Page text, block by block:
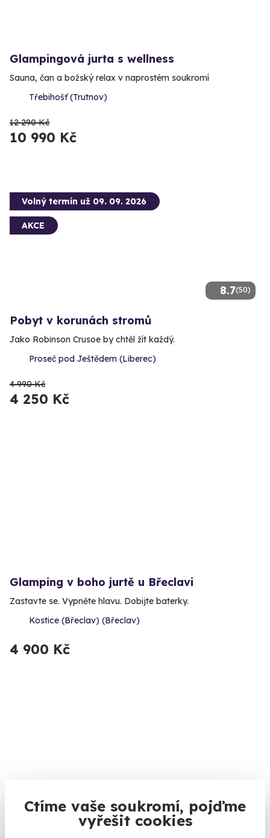
Ctíme vaše soukromí, pojďme
vyřešit cookies
Glampingová jurta s wellness
Sauna, čan a božský relax v naprostém soukromí
Třebihošť (Trutnov)
12 290 Kč
10 990 Kč
8.7(50)
Volný termín už 09. 09. 2026
AKCE
Pobyt v korunách stromů
Jako Robinson Crusoe by chtěl žít každý.
Proseč pod Ještědem (Liberec)
4 990 Kč
4 250 Kč
Glamping v boho jurtě u Břeclavi
Zastavte se. Vypněte hlavu. Dobijte baterky.
Kostice (Břeclav) (Břeclav)
4 900 Kč
6.0
Glamping u Lipna